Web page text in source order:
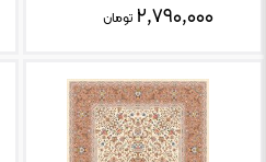
۲,۷۹۰,۰۰۰ تومان